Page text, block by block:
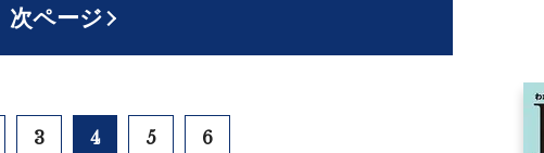
次ページ
3 4 5 6